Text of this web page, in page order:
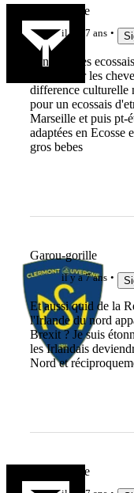
LaGuiguille
il y a 7 ans
bon pour les
peu tiré par les
difference culturelle
pour un ecossais
Marseille et puis pt-
adaptées en Ecosse
gros bebes
Garou-gorille
il y a 7 ans
Et aussi quid de la
l'Irlande du nord
Brexit ? Je suis
les Irlandais
Nord et
LaGuiguille